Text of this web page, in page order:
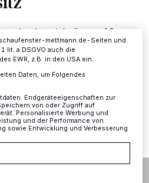
hat sich die aus 18
Fraktion der CDU im
konstituiert.
Eine Minute Lesezeit
unteren Rand der Webseite klicken.
mettmann.de-Seiten und
lit. a DSGVO auch die
EWR, z.B. in den USA ein.
Daten, um Folgendes
Endgeräteeigenschaften zur
von oder Zugriff auf
Personalisierte Werbung und
und der Performance von
sowie Entwicklung und Verbesserung